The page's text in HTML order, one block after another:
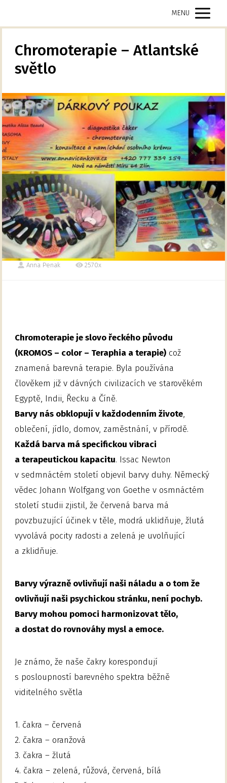
MENU
Chromoterapie – Atlantské
světlo
Anna Penak 2570x
Chromoterapie je slovo řeckého původu
(KROMOS – color – Teraphia a terapie) což
znamená barevná terapie. Byla používána
člověkem již v dávných civilizacích ve starověkém
Egyptě, Indii, Řecku a Číně.
Barvy nás obklopují v každodenním živote,
oblečení, jídlo, domov, zaměstnání, v přírodě.
Každá barva má specifickou vibraci
a terapeutickou kapacitu. Issac Newton
v sedmnáctém století objevil barvy duhy. Německý
vědec Johann Wolfgang von Goethe v osmnáctém
století studii zjistil, že červená barva má
povzbuzující účinek v těle, modrá uklidňuje, žlutá
vyvolává pocity radosti a zelená je uvolňující
a zklidňuje.
Barvy výrazně ovlivňují naši náladu a o tom že
ovlivňují naši psychickou stránku, není pochyb.
Barvy mohou pomoci harmonizovat tělo,
a dostat do rovnováhy mysl a emoce.
Je známo, že naše čakry korespondují
s posloupností barevného spektra běžně
viditelného světla
1. čakra – červená
2. čakra – oranžová
3. čakra – žlutá
4. čakra – zelená, růžová, červená, bílá